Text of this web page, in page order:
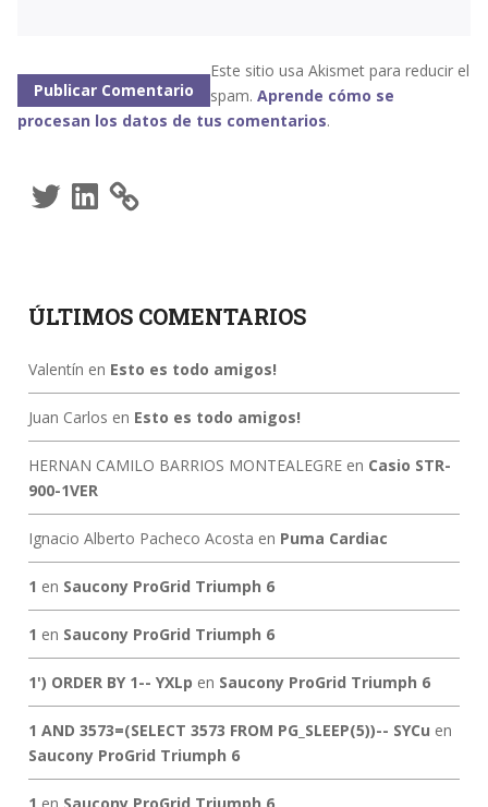
Este sitio usa Akismet para reducir el
spam. Aprende cómo se
procesan los datos de tus comentarios.
TwitterLinkedIn
ÚLTIMOS COMENTARIOS
Valentín en Esto es todo amigos!
Juan Carlos en Esto es todo amigos!
HERNAN CAMILO BARRIOS MONTEALEGREen Casio STR-
900-1VER
Ignacio Alberto Pacheco Acosta en Puma Cardiac
1 en Saucony ProGrid Triumph 6
1 en Saucony ProGrid Triumph 6
1') ORDER BY 1-- YXLp en Saucony ProGrid Triumph 6
1 AND 3573=(SELECT 3573 FROM PG_SLEEP(5))-- SYCu en
Saucony ProGrid Triumph 6